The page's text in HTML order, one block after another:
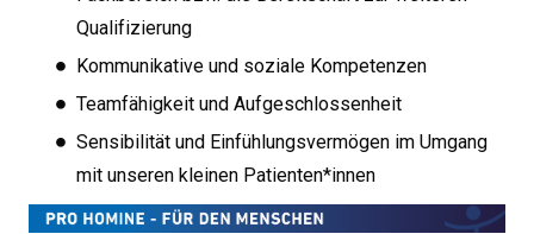
Qualifizierung
Kommunikative und soziale Kompetenzen
Teamfähigkeit und Aufgeschlossenheit
Sensibilität und Einfühlungsvermögen im Umgang
mit unseren kleinen Patienten*innen